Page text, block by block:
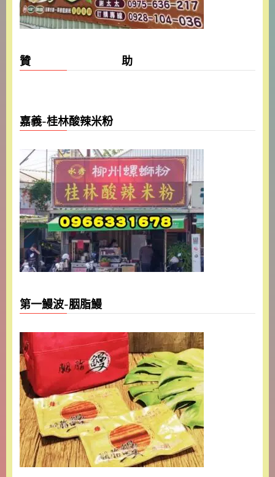
贊 助
嘉義-桂林酸辣米粉
第一鰻波-胭脂鰻